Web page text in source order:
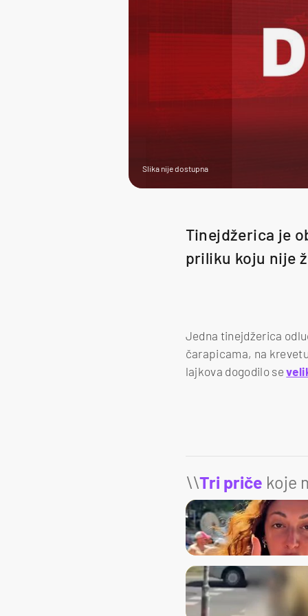
Slika nije dostupna
Tinejdžerica je
priliku koju nije
Jedna tinejdžerica
čarapicama, na
lajkova dogodilo se
\\Tri priče koje